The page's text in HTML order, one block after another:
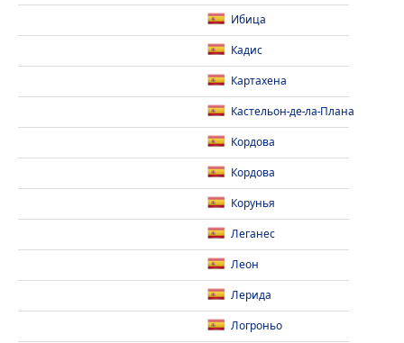
Ибица
Кадис
Картахена
Кастельон-де-ла-Плана
Кордова
Кордова
Корунья
Леганес
Леон
Лерида
Логроньо